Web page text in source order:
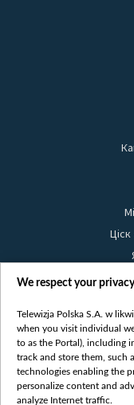
We respect your privacy
Telewizja Polska S.A. w
when you visit individual
to as the Portal), including
track and store them, such
technologies enabling the
personalize content and
analyze Internet traffic.